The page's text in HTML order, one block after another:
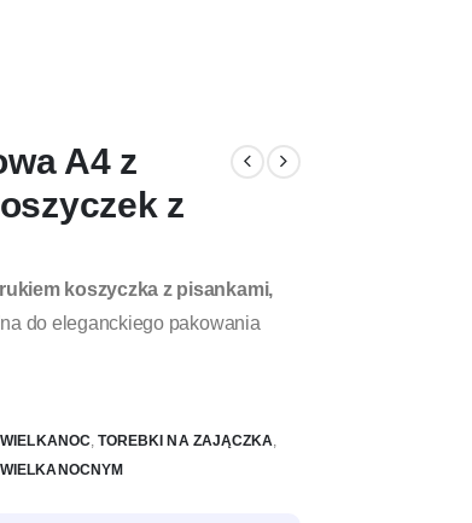
A4 z
z
koszyczka z pisankami,
do eleganckiego pakowania
, TOREBKI NA ZAJĄCZKA